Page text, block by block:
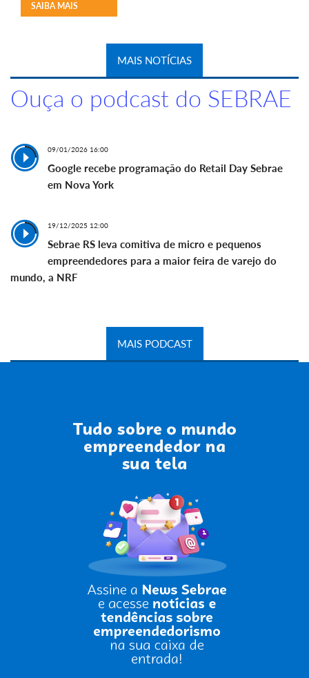
SAIBA MAIS
MAIS NOTÍCIAS
Ouça o podcast do SEBRAE
09/01/2026 16:00
Google recebe programação do Retail Day Sebrae
em Nova York
19/12/2025 12:00
Sebrae RS leva comitiva de micro e pequenos
empreendedores para a maior feira de varejo do
mundo, a NRF
MAIS PODCAST